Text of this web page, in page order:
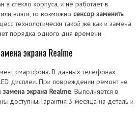
в стекло корпуса, и не работает в
влаги, то возможно сенсор заменить
технологически такой же как и замена
порядка одного дня времени.
экрана Realme
смартфона. В данных телефонах
дисплеи. При повреждении ремонт не
замена экрана Realme. Выполняется в
доступны. Гарантия 3 месяца на деталь и